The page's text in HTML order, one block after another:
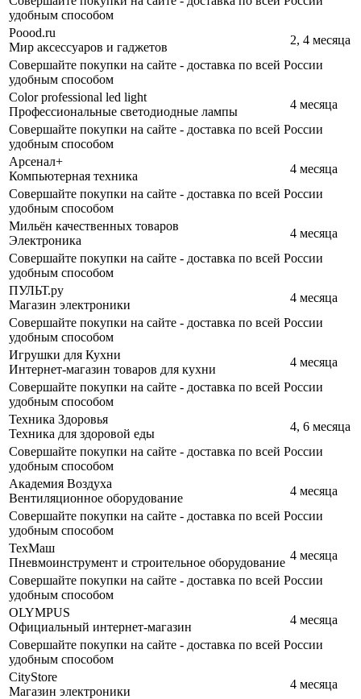
удобным способом
Poood.ru
Мир аксессуаров и гаджетов
2, 4 месяца
Совершайте покупки на сайте - доставка по всей России
удобным способом
Color professional led light
Профессиональные светодиодные лампы
4 месяца
Совершайте покупки на сайте - доставка по всей России
удобным способом
Арсенал+
Компьютерная техника
4 месяца
Совершайте покупки на сайте - доставка по всей России
удобным способом
Мильён качественных товаров
Электроника
4 месяца
Совершайте покупки на сайте - доставка по всей России
удобным способом
ПУЛЬТ.ру
Магазин электроники
4 месяца
Совершайте покупки на сайте - доставка по всей России
удобным способом
Игрушки для Кухни
Интернет-магазин товаров для кухни
4 месяца
Совершайте покупки на сайте - доставка по всей России
удобным способом
Техника Здоровья
Техника для здоровой еды
4, 6 месяца
Совершайте покупки на сайте - доставка по всей России
удобным способом
Академия Воздуха
Вентиляционное оборудование
4 месяца
Совершайте покупки на сайте - доставка по всей России
удобным способом
ТехМаш
Пневмоинструмент и строительное оборудование
4 месяца
Совершайте покупки на сайте - доставка по всей России
удобным способом
OLYMPUS
Официальный интернет-магазин
4 месяца
Совершайте покупки на сайте - доставка по всей России
удобным способом
CityStore
Магазин электроники
4 месяца